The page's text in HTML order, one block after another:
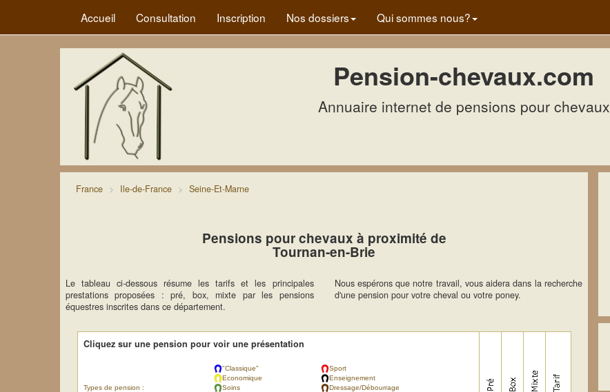
Accueil Consultation Inscription Nos dossiers Qui sommes nous?
Pension-chevaux.com
Annuaire internet de pensions pour chevaux
France Ile-de-France Seine-Et-Marne
Pensions pour chevaux à proximité de
Tournan-en-Brie
Le tableau ci-dessous résume les tarifs et les principales
prestations proposées : pré, box, mixte par les pensions
équestres inscrites dans ce département.
Nous espérons que notre travail, vous aidera dans la recherche
d'une pension pour votre cheval ou votre poney.
Cliquez sur une pension pour voir une présentation
Types de pension :
"Classique"
Economique
Soins
Sport
Enseignement
Dressage/Débourrage